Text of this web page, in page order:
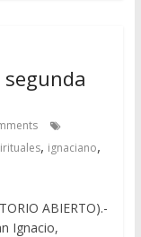
, ignaciano,
ABIERTO).-
Ignacio,